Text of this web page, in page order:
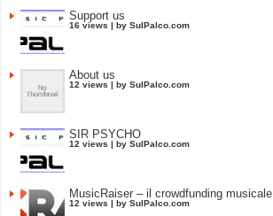
Support us
16 views | by SulPalco.com
About us
12 views | by SulPalco.com
SIR PSYCHO
12 views | by SulPalco.com
MusicRaiser – il crowdfunding musicale
12 views | by SulPalco.com